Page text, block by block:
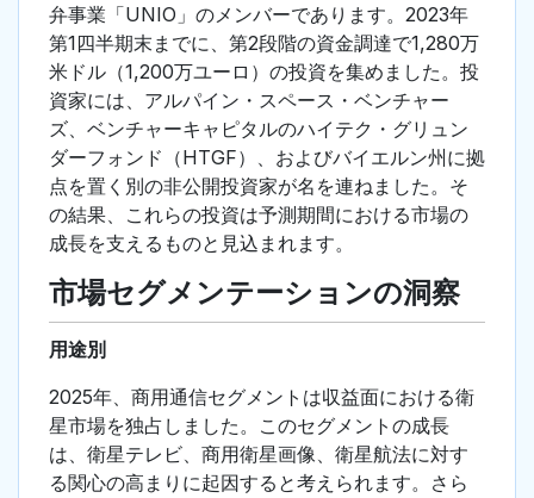
弁事業「UNIO」のメンバーであります。2023年
第1四半期末までに、第2段階の資金調達で1,280万
米ドル（1,200万ユーロ）の投資を集めました。投
資家には、アルパイン・スペース・ベンチャー
ズ、ベンチャーキャピタルのハイテク・グリュン
ダーフォンド（HTGF）、およびバイエルン州に拠
点を置く別の非公開投資家が名を連ねました。そ
の結果、これらの投資は予測期間における市場の
成長を支えるものと見込まれます。
市場セグメンテーションの洞察
用途別
2025年、商用通信セグメントは収益面における衛
星市場を独占しました。このセグメントの成長
は、衛星テレビ、商用衛星画像、衛星航法に対す
る関心の高まりに起因すると考えられます。さら